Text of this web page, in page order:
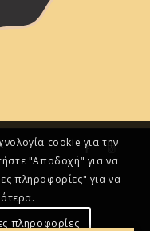
cookie για την
"Αποδοχή" για να
πληροφορίες" για να
πληροφορίες